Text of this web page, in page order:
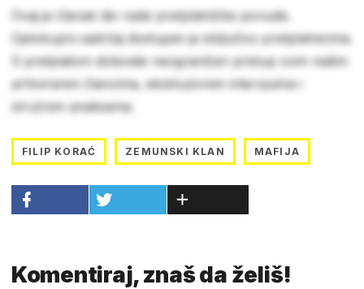
Ovaj je članak dio naše pretplatničke ponude.
Cjelokupni sadržaj dostupan je isključivo pretplatnicima.
S pretplatom dobivate neograničen pristup svim našim
arhiviranim člancima, ekskluzivnim intervjuima i
stručnim analizama.
FILIP KORAĆ ZEMUNSKI KLAN MAFIJA
Komentiraj, znaš da želiš!